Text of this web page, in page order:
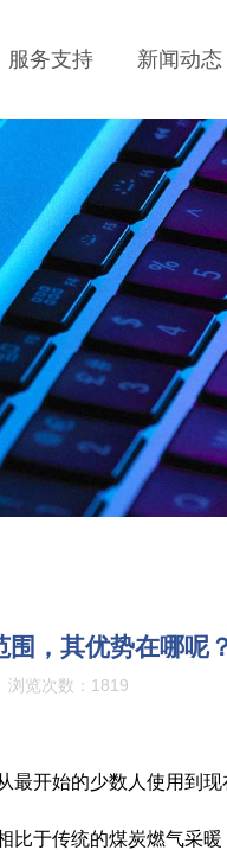
服务支持 新闻动态
，其优势在哪呢
浏览次数：1819
最开始的少数人使用到
于传统的煤炭燃气采